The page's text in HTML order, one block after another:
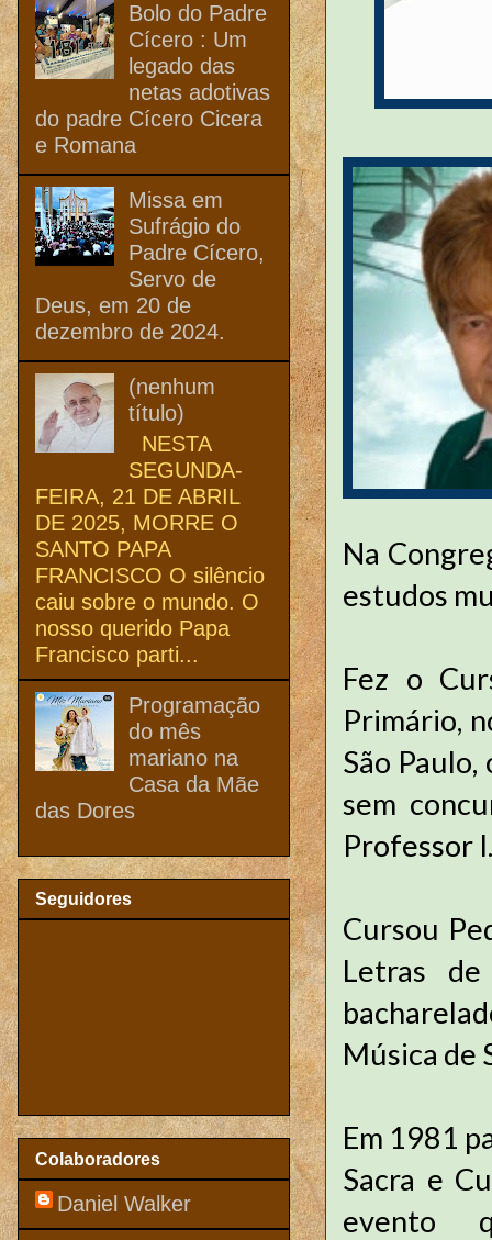
Na
estudos
Fez o
Primário,
São
sem
Professor I.
Cursou
Letras
Música de
Em 1981
Sacra e
evento
Bolo do Padre
Cícero : Um
legado das
netas adotivas
do padre Cícero Cicera
e Romana
Missa em
Sufrágio do
Padre Cícero,
Servo de
Deus, em 20 de
dezembro de 2024.
(nenhum
título)
NESTA
SEGUNDA-
FEIRA, 21 DE ABRIL
DE 2025, MORRE O
SANTO PAPA
FRANCISCO O silêncio
caiu sobre o mundo. O
nosso querido Papa
Francisco parti...
Programação
do mês
mariano na
Casa da Mãe
das Dores
Seguidores
Colaboradores
Daniel Walker